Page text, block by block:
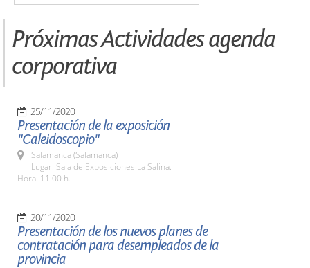
Próximas Actividades agenda
corporativa
25/11/2020
Presentación de la exposición
"Caleidoscopio"
Salamanca (Salamanca)
Lugar: Sala de Exposiciones La Salina.
Hora: 11:00 h.
20/11/2020
Presentación de los nuevos planes de
contratación para desempleados de la
provincia